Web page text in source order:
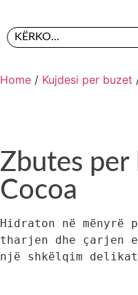
Home / Kujdesi per buzet
Zbutes per
Cocoa
Hidraton në mënyrë
tharjen dhe çarjen
një shkëlqim